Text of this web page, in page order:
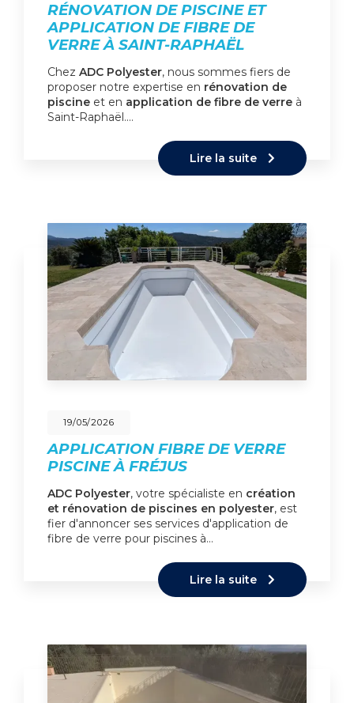
RÉNOVATION DE PISCINE ET
APPLICATION DE FIBRE DE
VERRE À SAINT-RAPHAËL
Chez ADC Polyester, nous sommes fiers de
proposer notre expertise en rénovation de
piscine et en application de fibre de verre à
Saint-Raphaël.…
Lire la suite
19/05/2026
APPLICATION FIBRE DE VERRE
PISCINE À FRÉJUS
ADC Polyester, votre spécialiste en création
et rénovation de piscines en polyester, est
fier d'annoncer ses services d'application de
fibre de verre pour piscines à…
Lire la suite